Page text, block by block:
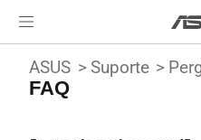
ASUS Suporte
FAQ